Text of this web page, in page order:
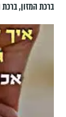
ברכת המזון, ברכת